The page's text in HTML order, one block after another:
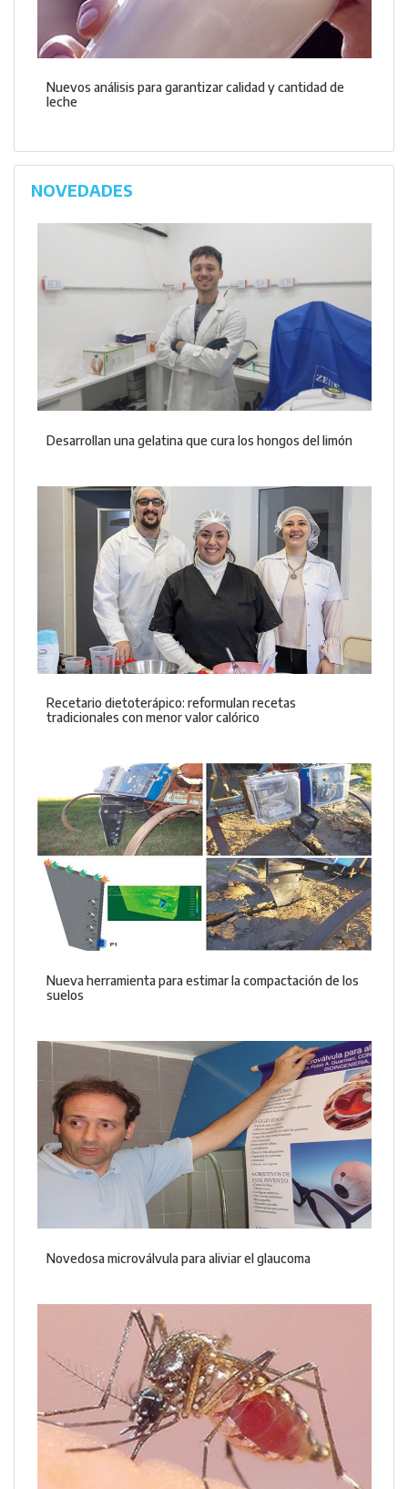
Nuevos análisis para garantizar calidad y cantidad de
leche
NOVEDADES
Desarrollan una gelatina que cura los hongos del limón
Recetario dietoterápico: reformulan recetas
tradicionales con menor valor calórico
Nueva herramienta para estimar la compactación de los
suelos
Novedosa microválvula para aliviar el glaucoma